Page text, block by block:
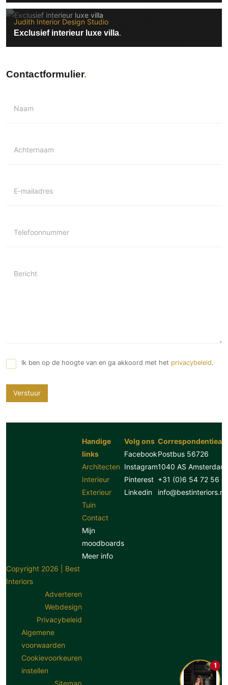
Judith Interior Design Studio
Exclusief interieur luxe villa
Contactformulier
Naam
Achternaam
E-mailadres
Telefoonnummer
Bericht
Ik ben op de hoogte van en ga akkoord met het privacybeleid.
Verstuur
1
Handige
links
Architecten
Interieur
Exterieur
Tuin
Contact
Mijn
moodboards
Meer info
Volg ons
Facebook
Instagram
Pinterest
Linkedin
Postbus 56726
1040 AS Amsterdam
+31 (0)6 54 72 56
info@bestinteriors.nl
Copyright 2026 | Best
Interiors
Adverteren
Webdesign
Privacybeleid
Algemene
voorwaarden
Cookievoorkeuren
instellen